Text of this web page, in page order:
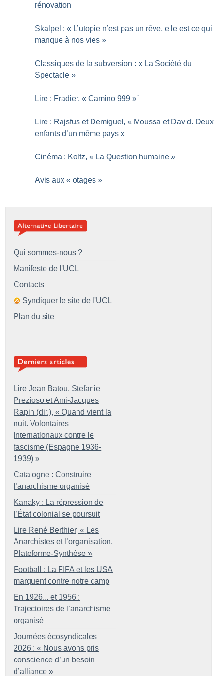
rénovation
Skalpel : « L’utopie n’est pas un rêve, elle est ce qui
manque à nos vies »
Classiques de la subversion : « La Société du
Spectacle »
Lire : Fradier, « Camino 999 »`
Lire : Rajsfus et Demiguel, « Moussa et David. Deux
enfants d’un même pays »
Cinéma : Koltz, « La Question humaine »
Avis aux « otages »
Qui sommes-nous ?
Manifeste de l'UCL
Contacts
Syndiquer le site de l'UCL
Plan du site
Lire Jean Batou, Stefanie
Prezioso et Ami-Jacques
Rapin (dir.), « Quand vient la
nuit. Volontaires
internationaux contre le
fascisme (Espagne 1936-
1939) »
Catalogne : Construire
l’anarchisme organisé
Kanaky : La répression de
l’État colonial se poursuit
Lire René Berthier, « Les
Anarchistes et l’organisation.
Plateforme-Synthèse »
Football : La FIFA et les USA
marquent contre notre camp
En 1926... et 1956 :
Trajectoires de l’anarchisme
organisé
Journées écosyndicales
2026 : « Nous avons pris
conscience d’un besoin
d’alliance »